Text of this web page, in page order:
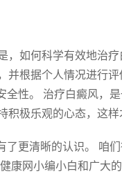
，如何科学有效地治
并根据个人情况进行
性。 治疗白癜风，
极乐观的心态，这样
了更清晰的认识。 咱
康网小编小白和广大